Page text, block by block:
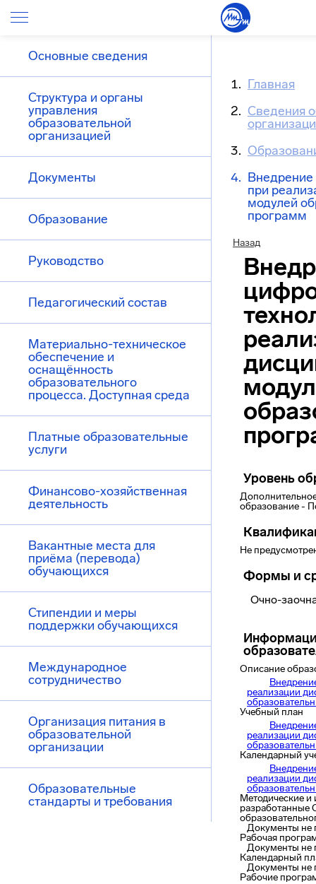
Основные сведения
Структура и органы
управления
образовательной
организацией
Документы
Образование
Руководство
Педагогический состав
Материально-техническое
обеспечение и
оснащённость
образовательного
процесса. Доступная среда
Платные образовательные
услуги
Финансово-хозяйственная
деятельность
Вакантные места для
приёма (перевода)
обучающихся
Стипендии и меры
поддержки обучающихся
Международное
сотрудничество
Организация питания в
образовательной
организации
Образовательные
стандарты и требования
Главная
Сведения
Внедрение
при
модулей
программ
Назад
Уровень
образование -
Не
Формы и
Очно-
Описание
реализации
Учебный план
реализации
Календарный
реализации
Методические
разработанные
Документы не
Рабочая
Документы не
Календарный
Документы не
Рабочие